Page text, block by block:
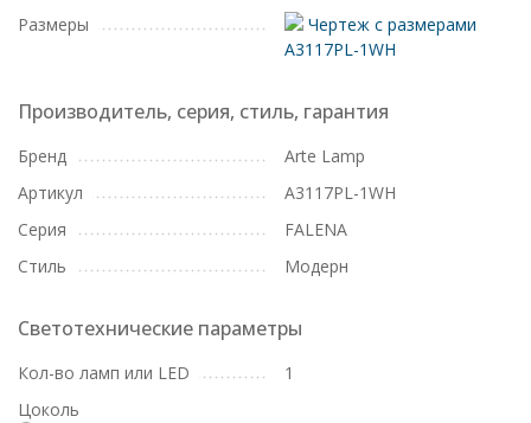
Размеры
Чертеж с размерами
A3117PL-1WH
Производитель, серия, стиль, гарантия
Бренд
Arte Lamp
Артикул
A3117PL-1WH
Серия
FALENA
Стиль
Модерн
Светотехнические параметры
Кол-во ламп или LED
1
Цоколь